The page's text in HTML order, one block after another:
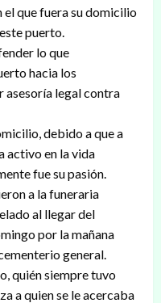
el que fuera su domicilio
puerto.
lo que
hacia los
asesoría legal contra
debido a que a
activo en la vida
fue su pasión.
a la funeraria
al llegar del
por la mañana
general.
quién siempre tuvo
a quien se le acercaba